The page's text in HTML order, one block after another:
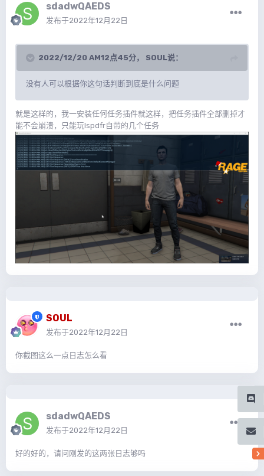
sdadwQAEDS
发布于2022年12月22日
2022/12/20 AM12点45分， SOUL说：
没有人可以根据你这句话判断到底是什么问题
就是这样的，我一安装任何任务插件就这样，把任务插件全部删掉才
能不会崩溃，只能玩lspdfr自带的几个任务
SOUL
发布于2022年12月22日
你截图这么一点日志怎么看
sdadwQAEDS
发布于2022年12月22日
好的好的，请问刚发的这两张日志够吗